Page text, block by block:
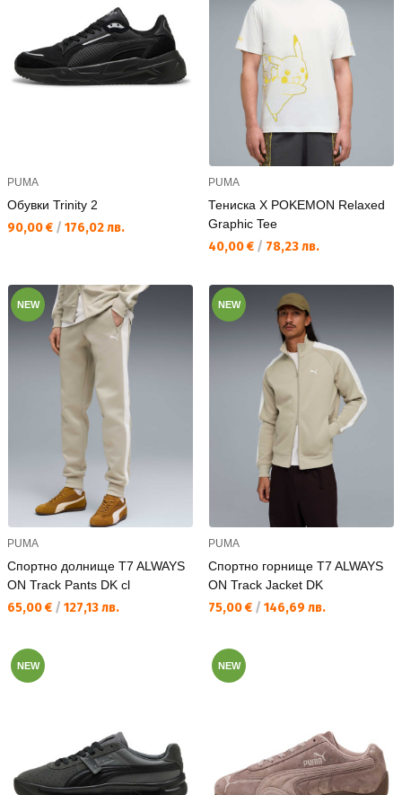
PUMA
Обувки Trinity 2
Текуща цена:
90,00 € / 176,02 лв.
PUMA
Тениска X POKEMON Relaxed
Graphic Tee
Текуща цена:
40,00 € / 78,23 лв.
NEW
PUMA
Спортно долнище T7 ALWAYS
ON Track Pants DK cl
Текуща цена:
65,00 € / 127,13 лв.
NEW
PUMA
Спортно горнище T7 ALWAYS
ON Track Jacket DK
Текуща цена:
75,00 € / 146,69 лв.
NEW NEW